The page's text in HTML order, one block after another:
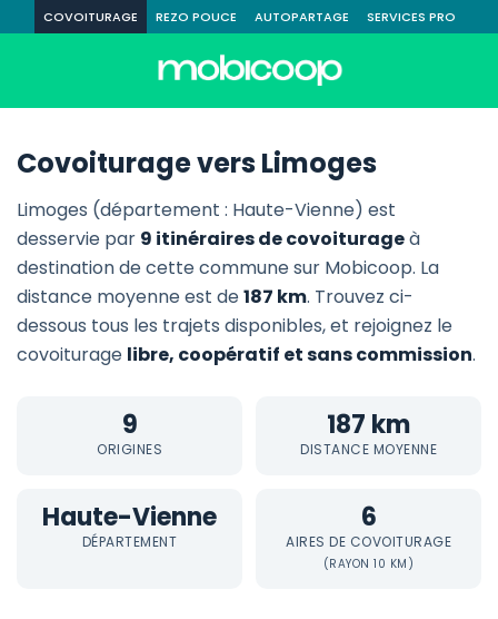
COVOITURAGE REZO POUCE AUTOPARTAGE SERVICES PRO
Covoiturage vers Limoges
Limoges (département : Haute-Vienne) est
desservie par 9 itinéraires de covoiturageà
destination de cette commune sur Mobicoop. La
distance moyenne est de187 km. Trouvez ci-
dessous tous les trajets disponibles, et rejoignez le
covoiturage libre, coopératif et sans commission.
9
ORIGINES
187 km
DISTANCE MOYENNE
Haute-Vienne
DÉPARTEMENT
6
AIRES DE COVOITURAGE
(RAYON 10 KM)